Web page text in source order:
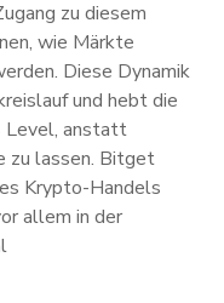
zu diesem
wie Märkte
Diese Dynamik
und hebt die
Level, anstatt
zu lassen. Bitget
Krypto-Handels
allem in der